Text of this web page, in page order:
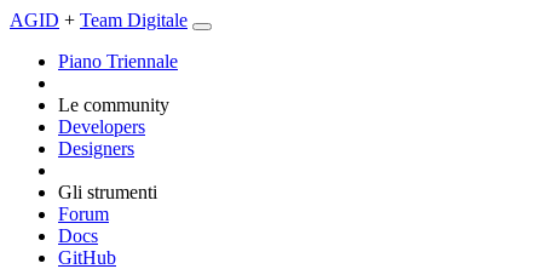
AGID + Team Digitale
Piano Triennale
Le community
Developers
Designers
Gli strumenti
Forum
Docs
GitHub